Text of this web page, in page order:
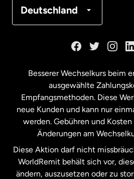
Deutschland
Malaysia
Neuseeland
Niederlande
Besserer Wechselkurs beim
ausgewählte
Empfangsmethoden. Diese
neue Kunden und kann nur
werden. Gebühren und
Änderungen am
Diese Aktion darf nicht
WorldRemit behält sich vor,
ändern, auszusetzen oder zu